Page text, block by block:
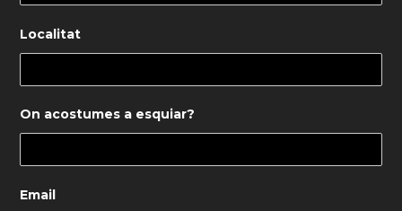
Localitat
On acostumes a esquiar?
Email